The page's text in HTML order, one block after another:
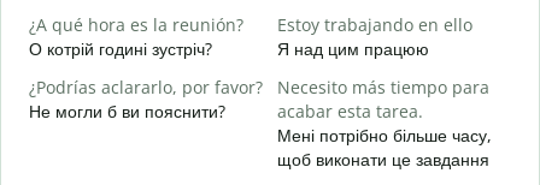
¿A qué hora es la reunión?
О котрій годині зустріч?
Estoy trabajando en ello
Я над цим працюю
¿Podrías aclararlo, por favor?
Не могли б ви пояснити?
Necesito más tiempo para
acabar esta tarea.
Мені потрібно більше часу,
щоб виконати це завдання